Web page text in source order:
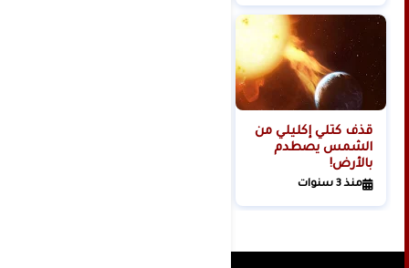
قذف كتلي إكليلي من
الشمس يصطدم
بالأرض!
منذ 3 سنوات